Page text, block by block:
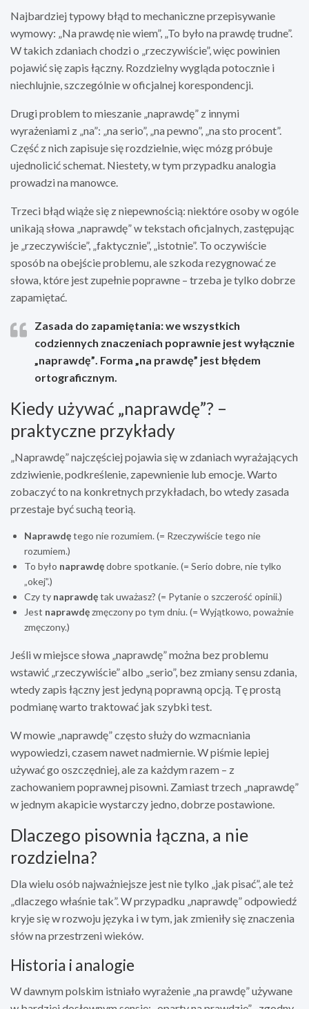
Najbardziej typowy błąd to mechaniczne przepisywanie
wymowy: „Na prawdę nie wiem”, „To było na prawdę trudne”.
W takich zdaniach chodzi o „rzeczywiście”, więc powinien
pojawić się zapis łączny. Rozdzielny wygląda potocznie i
niechlujnie, szczególnie w oficjalnej korespondencji.
Drugi problem to mieszanie „naprawdę” z innymi
wyrażeniami z „na”: „na serio”, „na pewno”, „na sto procent”.
Część z nich zapisuje się rozdzielnie, więc mózg próbuje
ujednolicić schemat. Niestety, w tym przypadku analogia
prowadzi na manowce.
Trzeci błąd wiąże się z niepewnością: niektóre osoby w ogóle
unikają słowa „naprawdę” w tekstach oficjalnych, zastępując
je „rzeczywiście”, „faktycznie”, „istotnie”. To oczywiście
sposób na obejście problemu, ale szkoda rezygnować ze
słowa, które jest zupełnie poprawne – trzeba je tylko dobrze
zapamiętać.
Zasada do zapamiętania:we wszystkich
codziennych znaczeniach poprawnie jest wyłącznie
„naprawdę”. Forma „na prawdę” jest błędem
ortograficznym.
Kiedy używać „naprawdę”? –
praktyczne przykłady
„Naprawdę” najczęściej pojawia się w zdaniach wyrażających
zdziwienie, podkreślenie, zapewnienie lub emocje. Warto
zobaczyć to na konkretnych przykładach, bo wtedy zasada
przestaje być suchą teorią.
Naprawdętego nie rozumiem. (= Rzeczywiście tego nie
rozumiem.)
To było naprawdędobre spotkanie. (= Serio dobre, nie tylko
„okej”.)
Czy ty naprawdętak uważasz? (= Pytanie o szczerość opinii.)
Jest naprawdęzmęczony po tym dniu. (= Wyjątkowo, poważnie
zmęczony.)
Jeśli w miejsce słowa „naprawdę” można bez problemu
wstawić „rzeczywiście” albo „serio”, bez zmiany sensu zdania,
wtedy zapis łączny jest jedyną poprawną opcją. Tę prostą
podmianę warto traktować jak szybki test.
W mowie „naprawdę” często służy do wzmacniania
wypowiedzi, czasem nawet nadmiernie. W piśmie lepiej
używać go oszczędniej, ale za każdym razem – z
zachowaniem poprawnej pisowni. Zamiast trzech „naprawdę”
w jednym akapicie wystarczy jedno, dobrze postawione.
Dlaczego pisownia łączna, a nie
rozdzielna?
Dla wielu osób najważniejsze jest nie tylko „jak pisać”, ale też
„dlaczego właśnie tak”. W przypadku „naprawdę” odpowiedź
kryje się w rozwoju języka i w tym, jak zmieniły się znaczenia
słów na przestrzeni wieków.
Historia i analogie
W dawnym polskim istniało wyrażenie „na prawdę” używane